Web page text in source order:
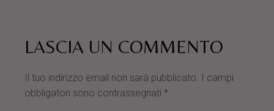
LASCIA UN COMMENTO
Il tuo indirizzo email non sarà pubblicato. I campi
obbligatori sono contrassegnati*